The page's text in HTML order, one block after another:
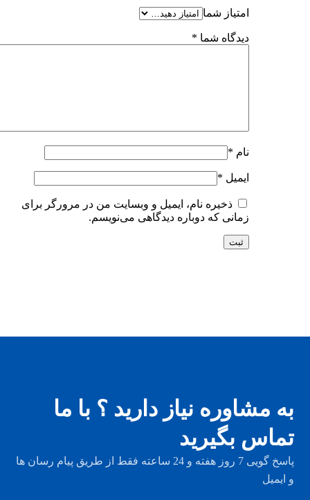
امتیاز شما
دیدگاه شما *
نام *
ایمیل *
ذخیره نام، ایمیل و وبسایت من در مرورگر برای
زمانی که دوباره دیدگاهی می‌نویسم.
به مشاوره نیاز دارید ؟ با ما
تماس بگیرید
پاسخ گویی 7 روز هفته و 24 ساعته فقط از طریق پیام رسان ها
و ایمیل